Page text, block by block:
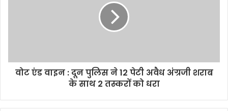
वोट एंड वाइन : दून पुलिस ने 12 पेटी अवैध अंग्रजी शराब
के साथ 2 तस्करों को धरा